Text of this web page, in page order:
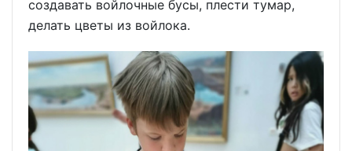
создавать войлочные бусы, плести тумар,
делать цветы из войлока.